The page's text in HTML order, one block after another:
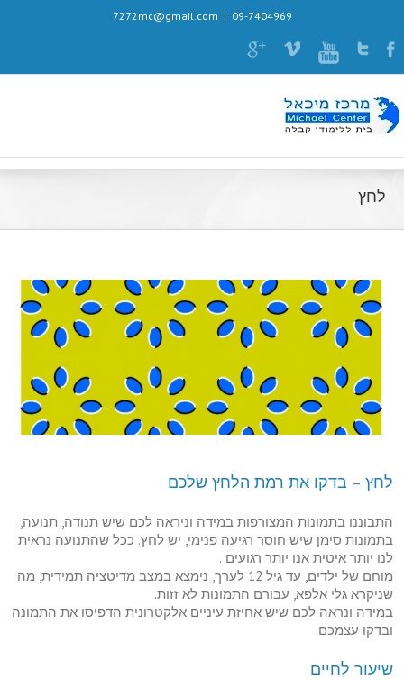
09-7404969
|
7272mc@gmail.com
לחץ
לחץ – בדקו את רמת הלחץ שלכם
התבוננו בתמונות המצורפות במידה וניראה לכם שיש תנודה, תנועה,
בתמונות סימן שיש חוסר רגיעה פנימי, יש לחץ. ככל שהתנועה נראית
לנו יותר איטית אנו יותר רגועים .
מוחם של ילדים, עד גיל 12 לערך, נימצא במצב מדיטציה תמידית, מה
שניקרא גלי אלפא, עבורם התמונות לא זזות.
במידה ונראה לכם שיש אחיזת עיניים אלקטרונית הדפיסו את התמונה
ובדקו עצמכם.
שיעור לחיים